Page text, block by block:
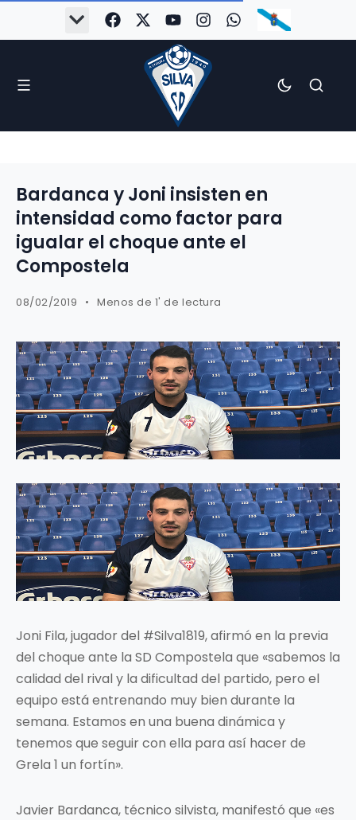
Bardanca y Joni insisten en
intensidad como factor para
igualar el choque ante el
Compostela
08/02/2019 Menos de 1' de lectura
Joni Fila, jugador del #Silva1819, afirmó en la previa
del choque ante la SD Compostela que «sabemos la
calidad del rival y la dificultad del partido, pero el
equipo está entrenando muy bien durante la
semana. Estamos en una buena dinámica y
tenemos que seguir con ella para así hacer de
Grela 1 un fortín».
Javier Bardanca, técnico silvista, manifestó que «es